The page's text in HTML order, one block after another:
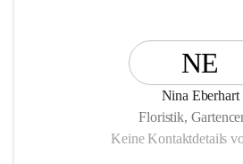
NE
Nina Eberhart
Floristik,
Keine Kontaktdetails